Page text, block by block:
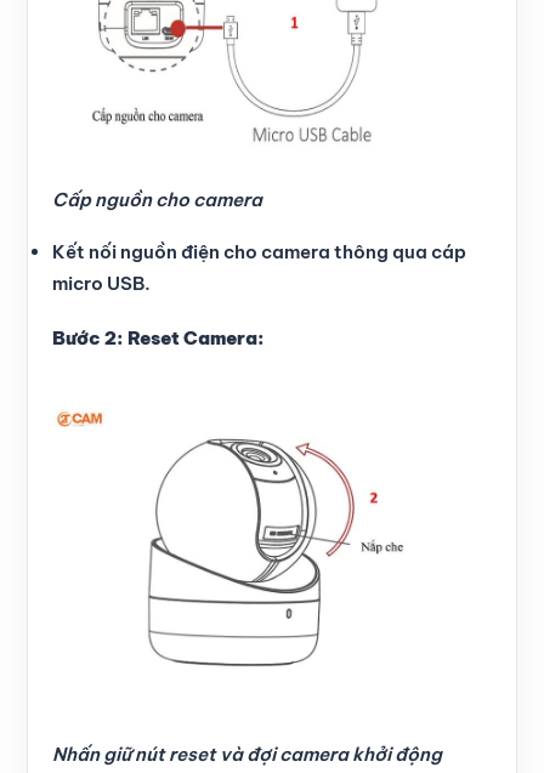
Cấp nguồn cho camera
Kết nối nguồn điện cho camera thông qua cáp
micro USB.
Bước 2: Reset Camera:
Nhấn giữ nút reset và đợi camera khởi động